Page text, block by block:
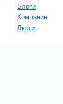
Блоги
Компании
Люди